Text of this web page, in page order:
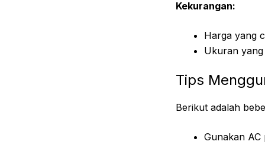
Kekurangan:
Harga yang
Ukuran
Tips
Berikut adalah
Gunakan AC